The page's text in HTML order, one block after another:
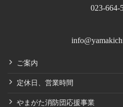
023-664-
ご案内
定休日、営業時間
やまがた消防団応援事業